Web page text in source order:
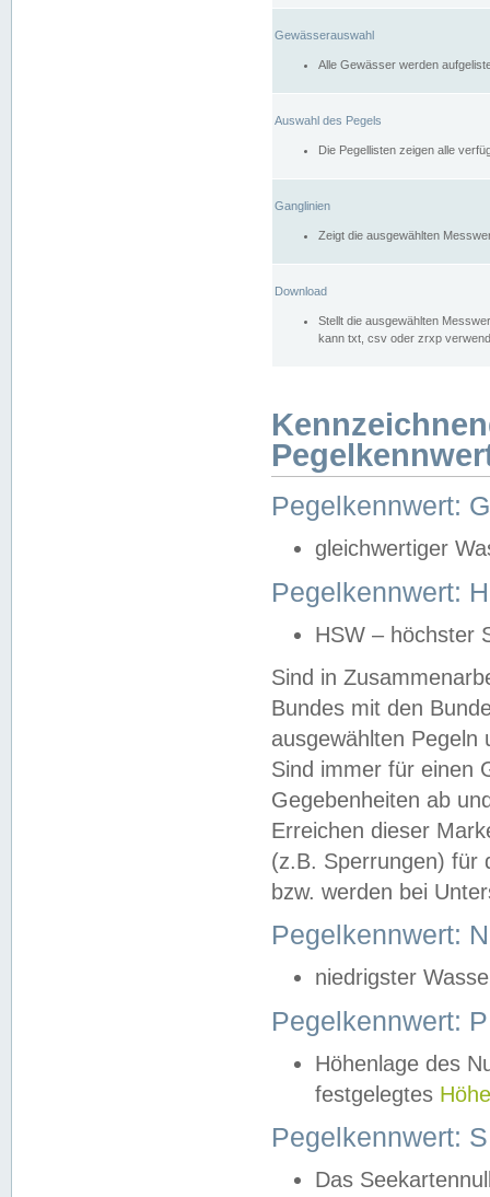
Gewässerauswahl
Alle Gewässer werden
Auswahl des Pegels
Die Pegellisten zeigen alle
Ganglinien
Zeigt die ausgewählten
Download
Stellt die ausgewählten
kann txt, csv oder zrxp
Pegelkennwert:
gleichwertiger
Pegelkennwert:
HSW – höchster
Sind in
Bundes mit den
ausgewählten
Sind immer für einen
Gegebenheiten ab
Erreichen dieser
(z.B. Sperrungen) für
bzw. werden bei
Pegelkennwert:
niedrigster
Pegelkennwert:
Höhenlage des
festgelegtes
Pegelkennwert:
Das